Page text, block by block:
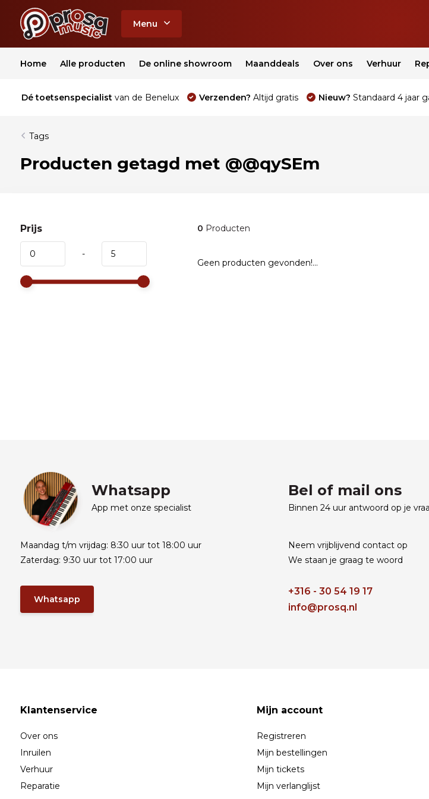
Menu
Home Alle producten De online showroom Maanddeals Over ons Verhuur
Dé toetsenspecialist van de Benelux Verzenden? Altijd gratis Nieuw? Standaard 4 jaar
Tags
Producten getagd met @@qySEm
Prijs
-
0 Producten
Geen producten gevonden!...
Whatsapp
App met onze specialist
Maandag t/m vrijdag: 8:30 uur tot 18:00 uur
Zaterdag: 9:30 uur tot 17:00 uur
Whatsapp
Bel of mail ons
Binnen 24 uur antwoord op je
Neem vrijblijvend contact op
We staan je graag te woord
+316 - 30 54 19 17
info@prosq.nl
Klantenservice
Over ons
Inruilen
Verhuur
Reparatie
Mijn account
Registreren
Mijn bestellingen
Mijn tickets
Mijn verlanglijst